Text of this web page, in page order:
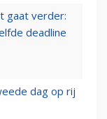
gaat verder:
deadline
dag op rij